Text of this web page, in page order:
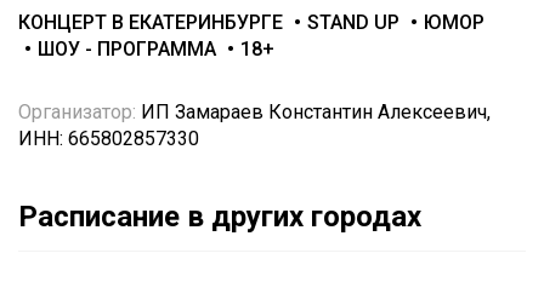
КОНЦЕРТ В ЕКАТЕРИНБУРГЕ STAND UP
ЮМОР
ШОУ - ПРОГРАММА
18+
Организатор: ИП Замараев Константин Алексеевич,
ИНН: 665802857330
Расписание в других городах